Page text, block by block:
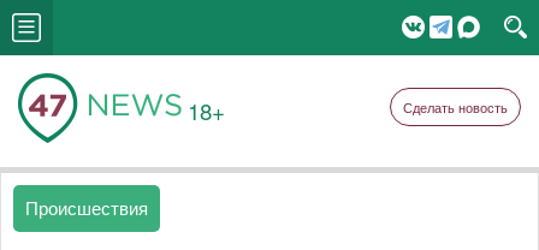
18+ Сделать новость
Происшествия